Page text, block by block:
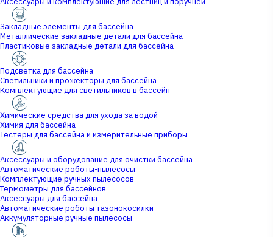
Закладные элементы для бассейна
Металлические закладные детали для бассейна
Пластиковые закладные детали для бассейна
Подсветка для бассейна
Светильники и прожекторы для бассейна
Комплектующие для светильников в бассейн
Химические средства для ухода за водой
Химия для бассейна
Тестеры для бассейна и измерительные приборы
Аксессуары и оборудование для очистки бассейна
Автоматические роботы-пылесосы
Комплектующие ручных пылесосов
Термометры для бассейнов
Аксессуары для бассейна
Автоматические роботы-газонокосилки
Аккумуляторные ручные пылесосы